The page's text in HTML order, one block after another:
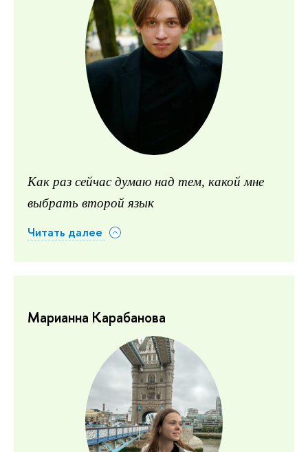
Как раз сейчас думаю над тем, какой мне
выбрать второй язык
Читать далее
Марианна Карабанова